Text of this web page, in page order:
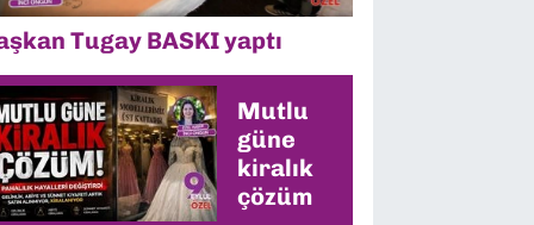
Tugay BASKI yaptı
Mutlu
güne
kiralık
çözüm